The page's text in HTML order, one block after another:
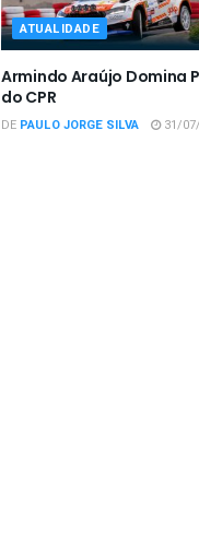
ATUALIDADE
Armindo Araújo Domina
do CPR
DE PAULO JORGE SILVA 31/